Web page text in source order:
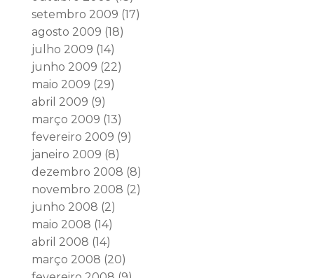
setembro 2009 (17)
agosto 2009 (18)
julho 2009 (14)
junho 2009 (22)
maio 2009 (29)
abril 2009 (9)
março 2009 (13)
fevereiro 2009 (9)
janeiro 2009 (8)
dezembro 2008 (8)
novembro 2008 (2)
junho 2008 (2)
maio 2008 (14)
abril 2008 (14)
março 2008 (20)